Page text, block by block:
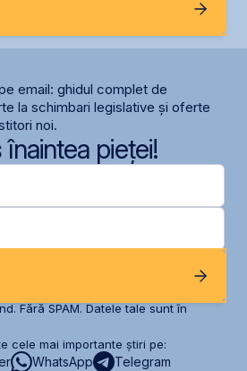
email: ghidul complet de
la schimbari legislative și oferte
noi.
pieței!
Fără SPAM. Datele tale sunt în
cele mai importante știri pe:
WhatsApp Telegram